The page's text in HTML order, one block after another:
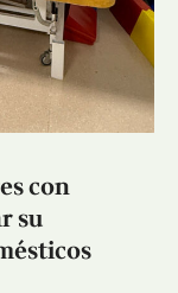
con
su